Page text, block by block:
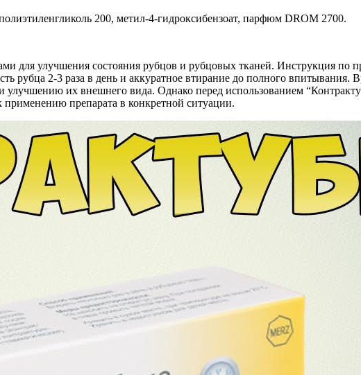
200, метил-4-гидроксибензоат, парфюм DROM 2700.
для улучшения состояния рубцов и рубцовых тканей. Инструкция по
рубца 2-3 раза в день и аккуратное втирание до полного впитывания.
их внешнего вида. Однако перед использованием
препарата в конкретной ситуации.